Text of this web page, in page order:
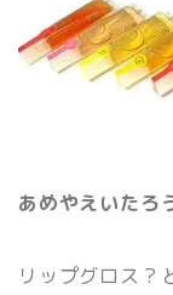
あめやえいたろ
リップグロス？